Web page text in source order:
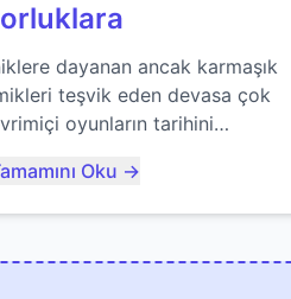
dayanan ancak karmaşık
teşvik eden devasa çok
oyunların tarihini
Oku →